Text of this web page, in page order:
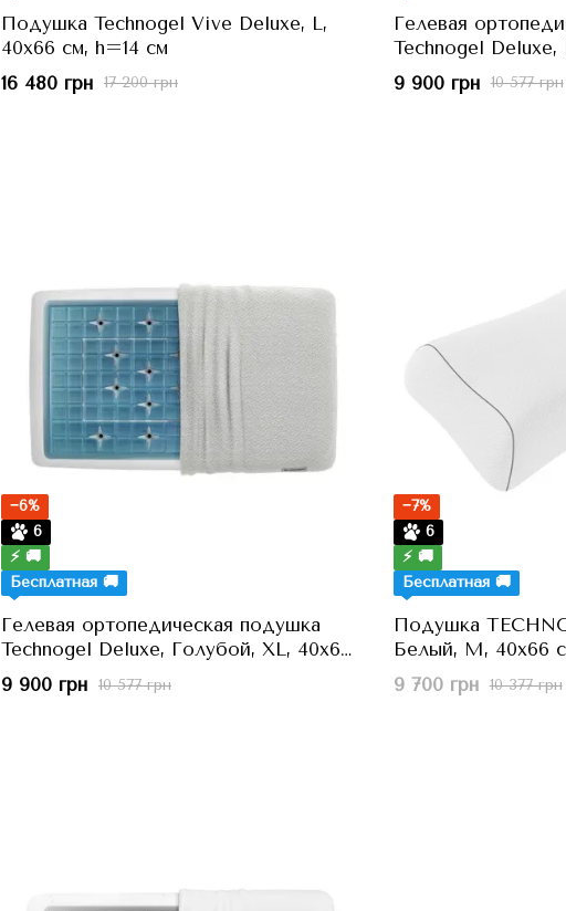
Подушка Technogel Vive Deluxe, L,
40x66 см, h=14 см
17 200 грн
16 480 грн
Гелевая
Technogel
см, h=7 см 10 577 грн
9 900 грн
−6%
6
⚡ 🚚
Бесплатная 🚚
Гелевая ортопедическая подушка
Technogel Deluxe, Голубой, XL, 40x66
см, h=17 см10 577 грн
9 900 грн
−7%
6
⚡ 🚚
Бесплатная 🚚
Подушка
Белый, M, 40x66
10 377 грн
9 700 грн